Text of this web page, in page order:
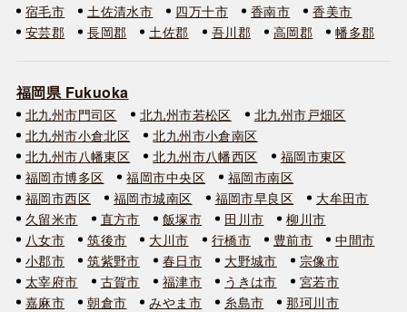
宿毛市
土佐清水市 四万十市 香南市
香美市
安芸郡
長岡郡 土佐郡 吾川郡 高岡郡 幡多郡
福岡県 Fukuoka
北九州市門司区 北九州市若松区
北九州市戸畑区
北九州市小倉北区
北九州市小倉南区
北九州市八幡東区
北九州市八幡西区
福岡市東区
福岡市博多区
福岡市中央区
福岡市南区
福岡市西区
福岡市城南区 福岡市早良区
大牟田市
久留米市
直方市 飯塚市 田川市
柳川市
八女市
筑後市 大川市 行橋市 豊前市
中間市
小郡市
筑紫野市 春日市 大野城市
宗像市
太宰府市
古賀市 福津市 うきは市
宮若市
嘉麻市
朝倉市 みやま市 糸島市
那珂川市